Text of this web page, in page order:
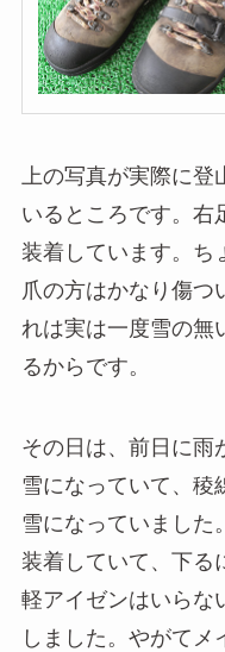
上の写真が実際に
いるところです。右
装着しています。ち
爪の方はかなり傷つ
れは実は一度雪の無
るからです。
その日は、前日に雨
雪になっていて、稜
雪になっていました
装着していて、下る
軽アイゼンはいらな
しました。やがてメ